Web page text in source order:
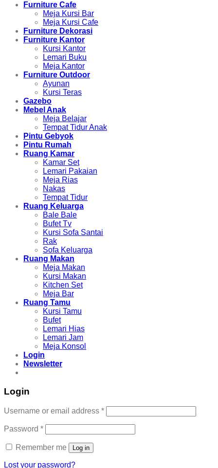
Furniture Cafe
Meja Kursi Bar
Meja Kursi Cafe
Furniture Dekorasi
Furniture Kantor
Kursi Kantor
Lemari Buku
Meja Kantor
Furniture Outdoor
Ayunan
Kursi Teras
Gazebo
Mebel Anak
Meja Belajar
Tempat Tidur Anak
Pintu Gebyok
Pintu Rumah
Ruang Kamar
Kamar Set
Lemari Pakaian
Meja Rias
Nakas
Tempat Tidur
Ruang Keluarga
Bale Bale
Bufet Tv
Kursi Sofa Santai
Rak
Sofa Keluarga
Ruang Makan
Meja Makan
Kursi Makan
Kitchen Set
Meja Bar
Ruang Tamu
Kursi Tamu
Bufet
Lemari Hias
Lemari Jam
Meja Konsol
Login
Newsletter
Login
Username or email address *
Password *
Remember me Log in
Lost your password?